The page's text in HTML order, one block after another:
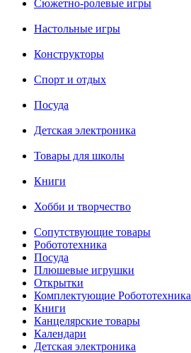
Сюжетно-ролевые игры
Настольные игры
Конструкторы
Спорт и отдых
Посуда
Детская электроника
Товары для школы
Книги
Хобби и творчество
Сопутствующие товары
Робототехника
Посуда
Плюшевые игрушки
Открытки
Комплектующие Робототехника
Книги
Канцелярские товары
Календари
Детская электроника